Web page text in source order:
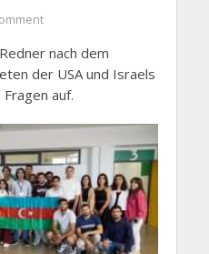
nach dem
der USA und Israels
auf.